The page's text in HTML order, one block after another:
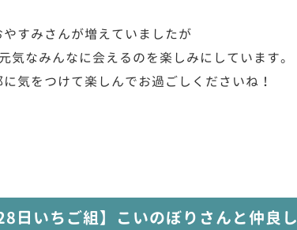
すみさんが増えていましたが
気なみんなに会えるのを楽しみにしています。
気をつけて楽しんでお過ごしくださいね！
日いちご組】こいのぼりさんと仲良し